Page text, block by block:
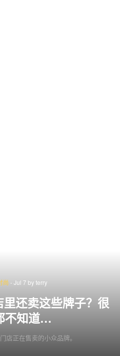
尚 - Jul 7 byterry
还卖这些牌子？很
不知道…
店正在售卖的小众品牌。